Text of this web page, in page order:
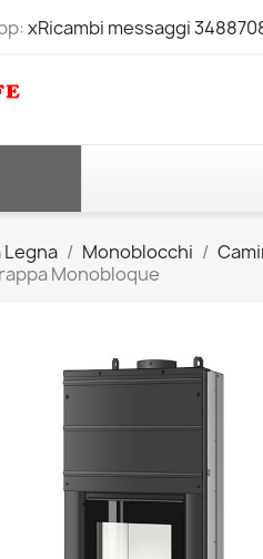
xRicambi messaggi
Legna Monoblocchi
Monobloque